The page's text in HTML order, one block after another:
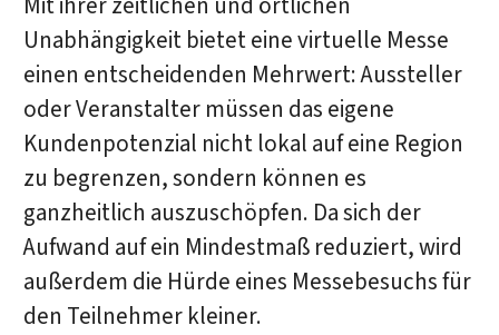
Mit ihrer zeitlichen und örtlichen
Unabhängigkeit bietet eine virtuelle Messe
einen entscheidenden Mehrwert: Aussteller
oder Veranstalter müssen das eigene
Kundenpotenzial nicht lokal auf eine Region
zu begrenzen, sondern können es
ganzheitlich auszuschöpfen. Da sich der
Aufwand auf ein Mindestmaß reduziert, wird
außerdem die Hürde eines Messebesuchs für
den Teilnehmer kleiner.